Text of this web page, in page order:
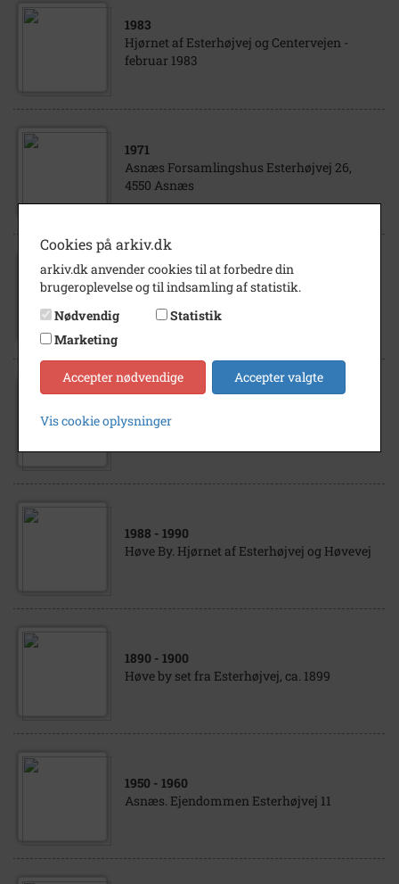
1983
Hjørnet af Esterhøjvej og Centervejen -
februar 1983
1971
Asnæs Forsamlingshus Esterhøjvej 26,
4550 Asnæs
1981
Jette Clemmesen, foran den gamle biograf,
Esterhøjvej, Asnæs
Parkanlægget på Esterhøjvej - februar 1983
1988 - 1990
Høve By. Hjørnet af Esterhøjvej og Høvevej
1890 - 1900
Høve by set fra Esterhøjvej, ca. 1899
1950 - 1960
Asnæs. Ejendommen Esterhøjvej 11
Cookies på arkiv.dk
arkiv.dk anvender cookies til at forbedre din
brugeroplevelse og til indsamling af statistik.
Nødvendig
Statistik
Marketing
Accepter nødvendige Accepter valgte
Vis cookie oplysninger